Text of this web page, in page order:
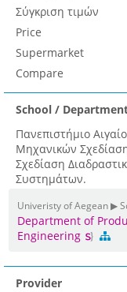
Σύγκριση τιμών
Price
Supermarket
Compare
School /
Πανεπιστήμιο
Μηχανικών
Σχεδίαση
Συστημάτων.
Univeristy of Aegean ▶
Department of
Engineering
Provider